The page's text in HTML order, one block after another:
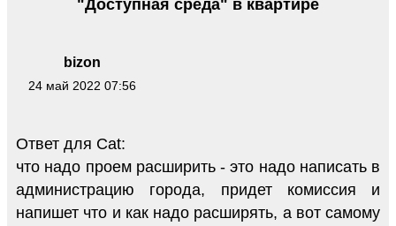
bizon
24 май 2022 07:56
"Доступная среда" в квартире
Ответ для Cat:
что надо проем расширить - это надо написать в
администрацию города, придет комиссия и
напишет что и как надо расширять, а вот самому